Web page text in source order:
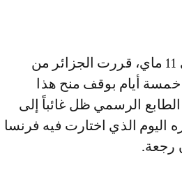
وكان المسار قد بدأ فعليا في الربيع الماضي. ففي 11 ماي، قررت الجزائر من
خمسة أيام بوقف منح هذا
الطابع الرسمي ظل غائباً إلى
اليوم الذي اختارت فيه فرنسا
رجعة.